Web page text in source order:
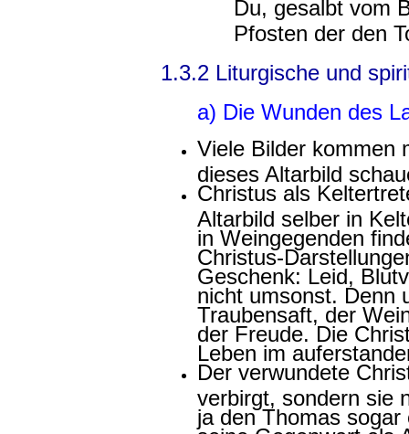
Du, gesalbt vom
Pfosten der den
1.3.2 Liturgische und
a) Die Wunden des
Viele Bilder kommen
dieses Altarbild
Christus als
Altarbild selber in
in Weingegenden
Christus-
Geschenk: Leid,
nicht umsonst. Denn
Traubensaft, der
der Freude. Die
Leben im
Der verwundete
verbirgt, sondern sie
ja den Thomas